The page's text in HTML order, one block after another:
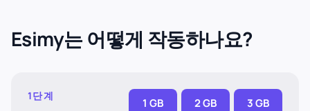
Esimy는 어떻게 작동하나요?
1단계
1 GB 2 GB 3 GB